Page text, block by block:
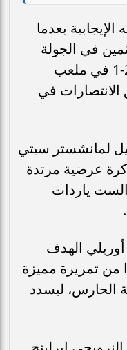
بعدما
في الجولة
الماضية على ليفربول بنتيجة 2-1 في ملعب
الانتصارات في
لمانشستر سيتي
استغل كرة عرضية مرتدة
ياردات
الهدف
30 مستفيدًا من تمريرة مميزة
الحارس، ليسدد